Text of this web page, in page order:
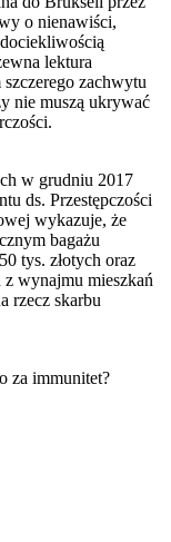
o nienawiści,
lektura
zachwytu
nie muszą ukrywać
w grudniu 2017
ds. Przestępczości
wykazuje, że
bagażu
tys. złotych oraz
wynajmu mieszkań
rzecz skarbu
za immunitet?